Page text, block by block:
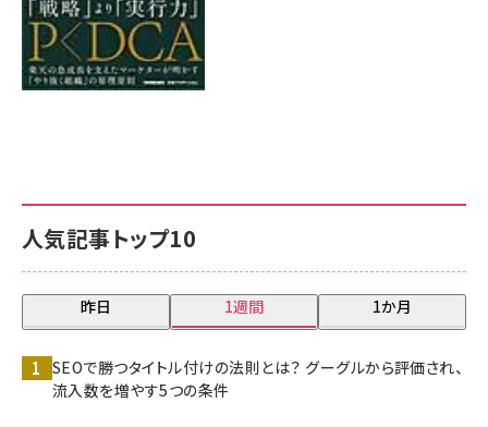
人気記事トップ10
昨日 1週間 1か月
SEOで勝つタイトル付けの法則とは？ グーグルから評価され、
流入数を増やす5つの条件